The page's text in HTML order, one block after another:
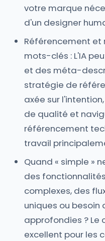
votre marque
d'un designer
Référencement
mots-clés : L'IA
et des méta-
stratégie de
axée sur
de qualité et
référencement
travail
Quand « simple »
des
complexes, des
uniques ou
approfondies ? Le
excellent pour les